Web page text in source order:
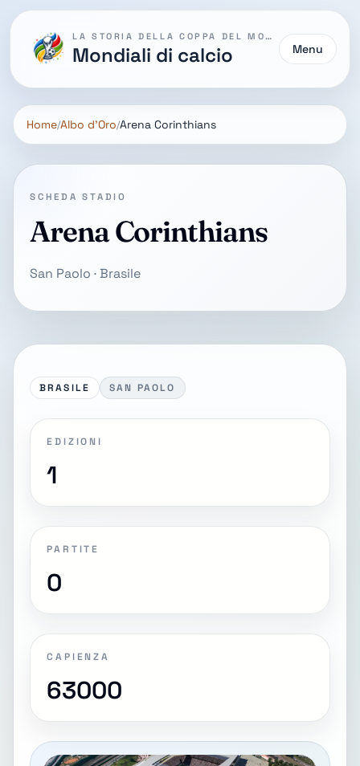
LA STORIA DELLA COPPA DEL MONDO
Mondiali di calcio Menu
Home Albo d'Oro Arena Corinthians
SCHEDA STADIO
Arena Corinthians
San Paolo · Brasile
BRASILE SAN PAOLO
EDIZIONI
1
PARTITE
0
CAPIENZA
63000